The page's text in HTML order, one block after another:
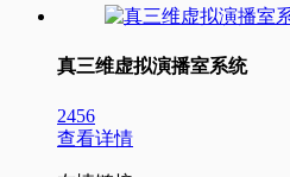
真三维虚拟演播室系统
2456
查看详情